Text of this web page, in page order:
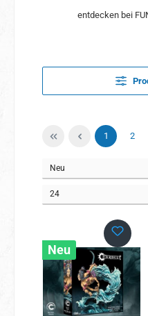
entdecken bei
Seite
1 Seite
2
Neu